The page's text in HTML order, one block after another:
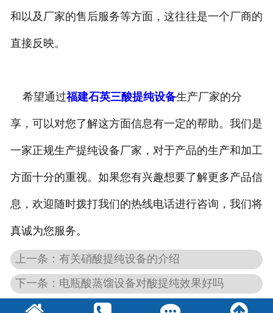
和以及厂家的售后服务等方面，这往往是一个厂商的
直接反映。
希望通过福建石英三酸提纯设备生产厂家的分
享，可以对您了解这方面信息有一定的帮助。我们是
一家正规生产提纯设备厂家，对于产品的生产和加工
方面十分的重视。如果您有兴趣想要了解更多产品信
息，欢迎随时拨打我们的热线电话进行咨询，我们将
真诚为您服务。
上一条：有关硝酸提纯设备的介绍
下一条：电瓶酸蒸馏设备对酸提纯效果好吗